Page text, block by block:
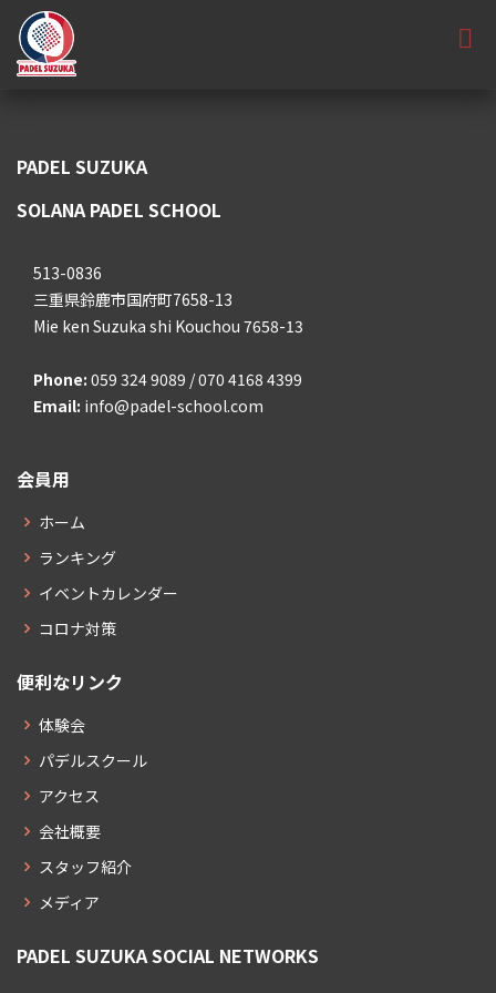
PADEL SUZUKA
SOLANA PADEL SCHOOL
513-0836
三重県鈴鹿市国府町7658-13
Mie ken Suzuka shi Kouchou 7658-13
Phone: 059 324 9089 / 070 4168 4399
Email: info@padel-school.com
会員用
ホーム
ランキング
イベントカレンダー
コロナ対策
便利なリンク
体験会
パデルスクール
アクセス
会社概要
スタッフ紹介
メディア
PADEL SUZUKA SOCIAL NETWORKS